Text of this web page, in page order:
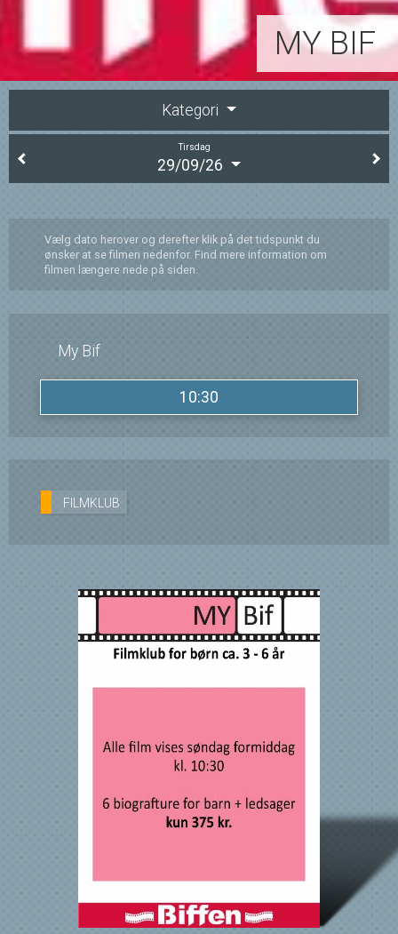
MY BIF
Kategori
Tirsdag
29/09/26
Vælg dato herover og derefter klik på det tidspunkt du
ønsker at se filmen nedenfor. Find mere information om
filmen længere nede på siden.
My Bif
10:30
FILMKLUB